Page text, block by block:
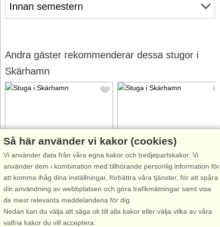
Innan semestern
Andra gäster rekommenderar dessa stugor i
Skärhamn
Stugnr: 50251
Skärhamn
5 personer, 69 m²
25 m till sjö/hav:.
Ljus och fräsch bostad med
strålande havsutsikt i centrala
Skärhamn på västra Tjörn. Här
Stugnr: 61929
Skärhamn
4 personer, 47 m²
200 m till sjö/hav:.
Upplev skärgårdsidyllen i
Skärhamn. Här hyr ni husets
Så här använder vi kakor (cookies)
Vi använder data från våra egna kakor och tredjepartskakor. Vi
använder dem i kombination med tillhörande personlig information för
att komma ihåg dina inställningar, förbättra våra tjänster, för att spåra
din användning av webbplatsen och göra trafikmätningar samt visa
de mest relevanta meddelandena för dig.
Nedan kan du välja att säga ok till alla kakor eller välja vilka av våra
valfria kakor du vill acceptera.